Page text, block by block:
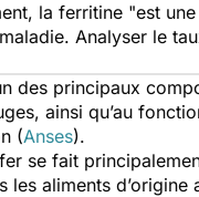
la ferritine "est
maladie. Analyser le
des principaux
ainsi qu’au
(Anses).
fer se fait
les aliments